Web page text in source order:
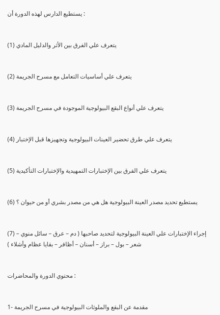
يستطيع الدارس لهذه الدورة أن :
(1) يتعرف علي الفرق بين الأثر والدليل المادي
(2) يتعرف علي أساسيات التعامل مع مسرح الجريمة
(3) يتعرف علي أنواع البقع البيولوجية الموجودة في مسرح الجريمة
(4) يتعرف علي طرق تحضير العينات البيولوجية وتجهيزها قبل الإختبار
(5) يتعرف علي الفرق بين الإختبارات التمهيدية والإختبارات التأكيدية
(6) يستطيع تحديد مصدر العينة البيولوجية هل هي من مصدر بشري أو من حيوان ؟
(7) إجراء الإختبارات علي العينة البيولوجية لتحديد صاحبها ( دم – عرق – سائل منوي –
شعر – بول – براز – أسنان – أظافر – بقايا عظام وأشلاء )
محتوي الدورة والمحاضرات :
1- مقدمة عن البقع والملوثات البيولوجية في مسرح الجريمة